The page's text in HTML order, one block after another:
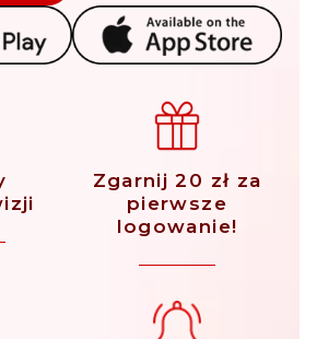
Zgarnij 20 zł za
pierwsze
logowanie!